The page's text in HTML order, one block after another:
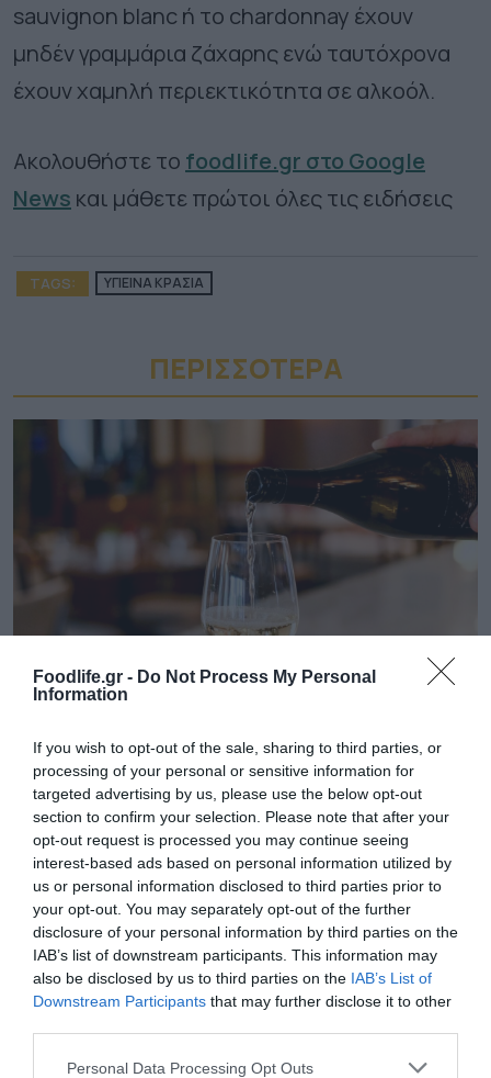
Foodlife.gr - Do Not Process My Personal
Information
If you wish to opt-out of the sale, sharing to third parties, or
processing of your personal or sensitive information for
targeted advertising by us, please use the below opt-out
section to confirm your selection. Please note that after your
opt-out request is processed you may continue seeing
interest-based ads based on personal information utilized by
us or personal information disclosed to third parties prior to
your opt-out. You may separately opt-out of the further
disclosure of your personal information by third parties on the
IAB’s list of downstream participants. This information may
also be disclosed by us to third parties on the IAB’s List of
Downstream Participants that may further disclose it to other
Please note that this website/app uses one or more Google
Personal Data Processing Opt Outs
sauvignon blanc ή το chardonnay έχουν
μηδέν γραμμάρια ζάχαρης ενώ ταυτόχρονα
έχουν χαμηλή περιεκτικότητα σε αλκοόλ.
Ακολουθήστε το foodlife.gr στο Google
News και μάθετε πρώτοι όλες τις ειδήσεις
TAGS: ΥΓΙΕΙΝΑ ΚΡΑΣΙΑ
ΠΕΡΙΣΣΟΤΕΡA
03.08.2026
Πόσο ακριβότερα από τον μέσο όρο της ΕΕ
πληρώνουμε τα αλκοολούχα ποτά στην
Ελλάδα